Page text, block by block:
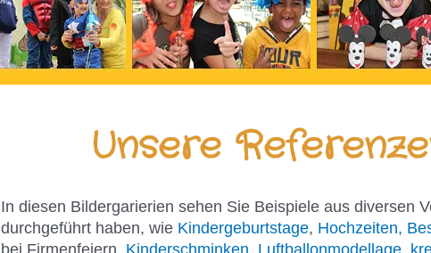
Unsere
In diesen Bildergarierien sehen Sie Beispiele aus diversen
durchgeführt haben, wie Kindergeburtstage, Hochzeiten,
bei Firmenfeiern, Kinderschminken, Luftballonmodellage,